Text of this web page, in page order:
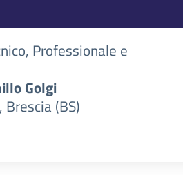
Professionale e
Golgi
(BS)